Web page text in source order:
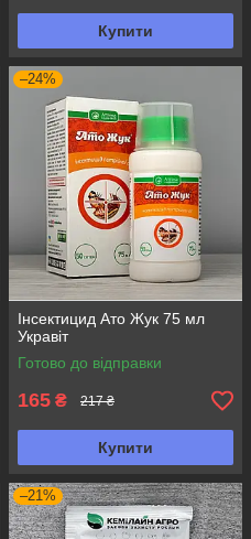
Купити
–24%
Інсектицид Ато Жук 75 мл
Укравіт
Готово до відправки
165 ₴ 217 ₴
Купити
–21%